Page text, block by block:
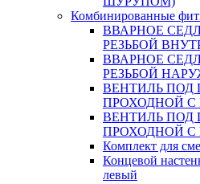
Комбинированные
ВВАРНОЕ
РЕЗЬБОЙ
ВВАРНОЕ
РЕЗЬБОЙ
ВЕНТИЛЬ ПОД
ПРОХОДНОЙ
ВЕНТИЛЬ ПОД
ПРОХОДНОЙ С
Комплект для
Концевой
левый